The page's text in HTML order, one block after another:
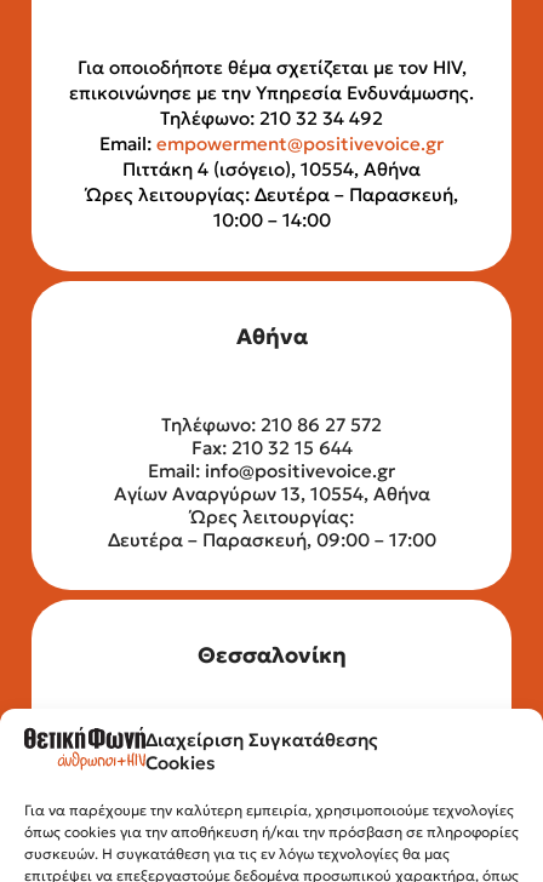
Διαχείριση Συγκατάθεσης
Cookies
Για να παρέχουμε την καλύτερη εμπειρία, χρησιμοποιούμε τεχνολογίες
όπως cookies για την αποθήκευση ή/και την πρόσβαση σε πληροφορίες
συσκευών. Η συγκατάθεση για τις εν λόγω τεχνολογίες θα μας
επιτρέψει να επεξεργαστούμε δεδομένα προσωπικού χαρακτήρα, όπως
Για οποιοδήποτε θέμα σχετίζεται με τον HIV,
επικοινώνησε με την Υπηρεσία Ενδυνάμωσης.
Τηλέφωνο: 210 32 34 492
Email: empowerment@positivevoice.gr
Πιττάκη 4 (ισόγειο), 10554, Αθήνα
Ώρες λειτουργίας: Δευτέρα – Παρασκευή,
10:00 – 14:00
Αθήνα
Τηλέφωνο: 210 86 27 572
Fax: 210 32 15 644
Email: info@positivevoice.gr
Αγίων Αναργύρων 13, 10554, Αθήνα
Ώρες λειτουργίας:
Δευτέρα – Παρασκευή, 09:00 – 17:00
Θεσσαλονίκη
Τηλέφωνο: 2315 525 020
Fax: 210 32 15 644
Εγνατίας 112, 3ος όροφος, 54622,
Θεσσαλονίκη
Ώρες λειτουργίας: